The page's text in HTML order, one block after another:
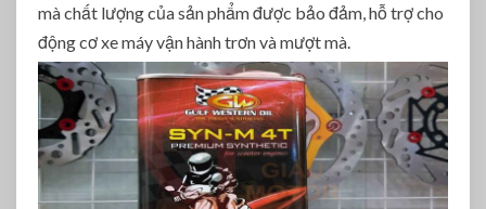
mà chất lượng của sản phẩm được bảo đảm, hỗ trợ cho
động cơ xe máy vận hành trơn và mượt mà.